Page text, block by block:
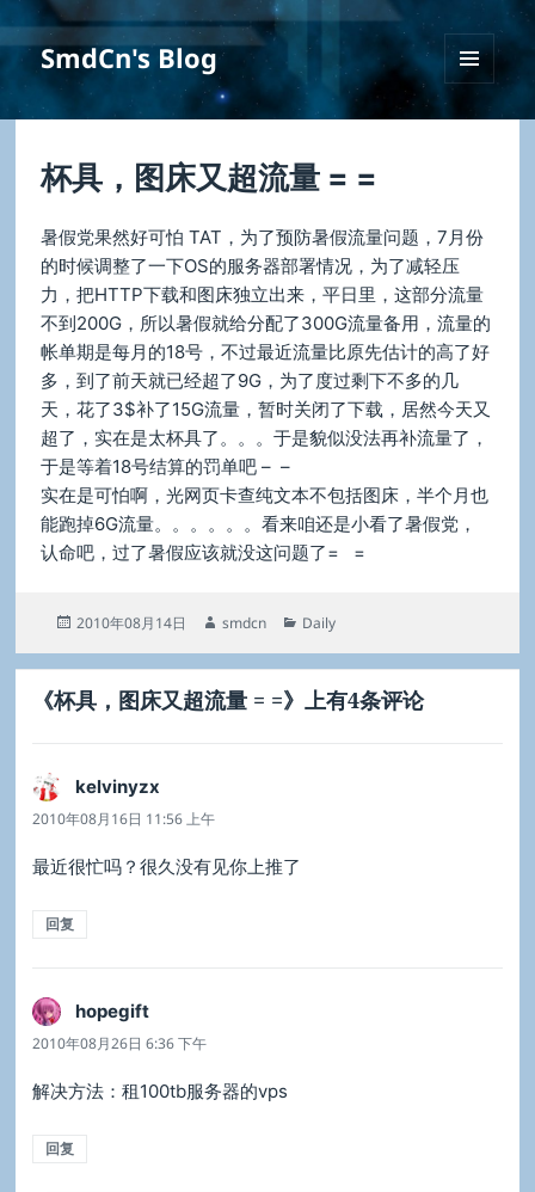
SmdCn's Blog
挂件
杯具，图床又超流量 = =
暑假党果然好可怕 TAT，为了预防暑假流量问题，7月份
的时候调整了一下OS的服务器部署情况，为了减轻压
力，把HTTP下载和图床独立出来，平日里，这部分流量
不到200G，所以暑假就给分配了300G流量备用，流量的
帐单期是每月的18号，不过最近流量比原先估计的高了好
多，到了前天就已经超了9G，为了度过剩下不多的几
天，花了3$补了15G流量，暂时关闭了下载，居然今天又
超了，实在是太杯具了。。。于是貌似没法再补流量了，
于是等着18号结算的罚单吧 – –
实在是可怕啊，光网页卡查纯文本不包括图床，半个月也
能跑掉6G流量。。。。。。看来咱还是小看了暑假党，
认命吧，过了暑假应该就没这问题了= =
发
于
2010年08月14日
作
smdcn
分
Daily
《杯具，图床又超流量 = =》上有4条评论
kelvinyzx
道：
2010年08月16日 11:56 上午
最近很忙吗？很久没有见你上推了
回复
hopegift说
道：
2010年08月26日 6:36 下午
解决方法：租100tb服务器的vps
回复